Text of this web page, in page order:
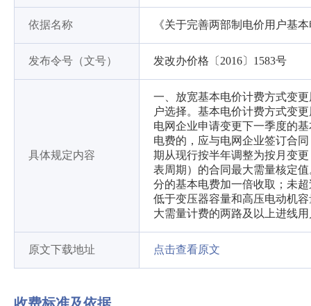
依据名称 《关于完善两部制电价用户基
发布令号（文号） 发改办价格〔2016〕1583号
具体规定内容
一、放宽基本电价计费方式变
户选择。基本电价计费方式变
电网企业申请变更下一季度的
电费的，应与电网企业签订合
期从现行按半年调整为按月变
表周期）的合同最大需量核定
分的基本电费加一倍收取；未
低于变压器容量和高压电动机
大需量计费的两路及以上进线
原文下载地址 点击查看原文